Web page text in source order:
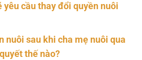
yêu cầu thay đổi quyền nuôi
nuôi sau khi cha mẹ nuôi qua
thế nào?